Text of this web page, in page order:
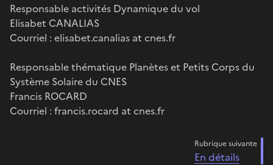
Responsable activités Dynamique du vol
Elisabet CANALIAS
Courriel : elisabet.canalias at cnes.fr
Responsable thématique Planètes et Petits Corps du
Système Solaire du CNES
Francis ROCARD
Courriel : francis.rocard at cnes.fr
Rubrique suivante
En détails